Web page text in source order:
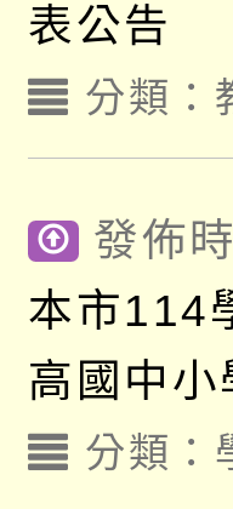
表公告
分類：
發佈
本市114
高國中
分類：